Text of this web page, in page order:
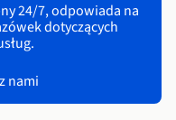
24/7, odpowiada na
dotyczących
nami